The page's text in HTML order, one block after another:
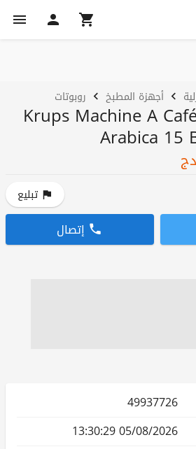
أجهزة المطبخ روبوتات
Krups Machine A
Arabica 15
دج
تبليع
إتصال
49937726
05/08/2026 13:30:29